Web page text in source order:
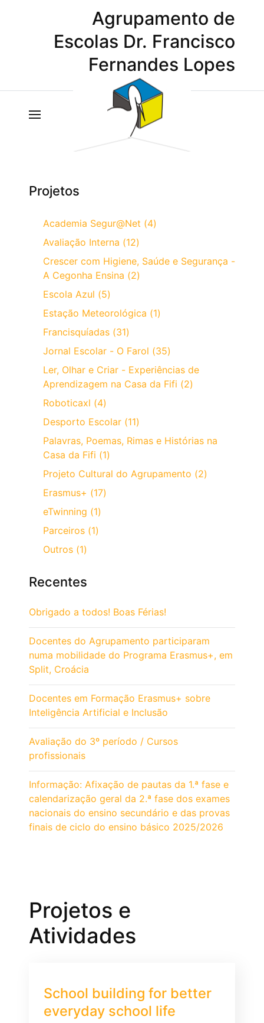
Agrupamento de
Escolas Dr. Francisco
Fernandes Lopes
Projetos
Academia Segur@Net (4)
Avaliação Interna (12)
Crescer com Higiene, Saúde e Segurança -
A Cegonha Ensina (2)
Escola Azul (5)
Estação Meteorológica (1)
Francisquíadas (31)
Jornal Escolar - O Farol (35)
Ler, Olhar e Criar - Experiências de
Aprendizagem na Casa da Fifi (2)
Roboticaxl (4)
Desporto Escolar (11)
Palavras, Poemas, Rimas e Histórias na
Casa da Fifi (1)
Projeto Cultural do Agrupamento (2)
Erasmus+ (17)
eTwinning (1)
Parceiros (1)
Outros (1)
Recentes
Obrigado a todos! Boas Férias!
Docentes do Agrupamento participaram
numa mobilidade do Programa Erasmus+, em
Split, Croácia
Docentes em Formação Erasmus+ sobre
Inteligência Artificial e Inclusão
Avaliação do 3º período / Cursos
profissionais
Informação: Afixação de pautas da 1.ª fase e
calendarização geral da 2.ª fase dos exames
nacionais do ensino secundário e das provas
finais de ciclo do ensino básico 2025/2026
Projetos e
Atividades
School building for better
everyday school life